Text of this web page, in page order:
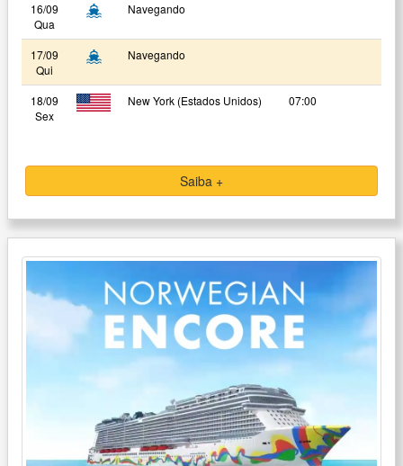
16/09
Qua
Navegando
17/09
Qui
Navegando
18/09
Sex
New York (Estados Unidos) 07:00
Saiba +